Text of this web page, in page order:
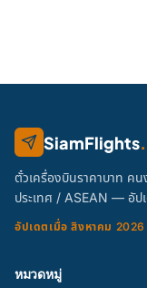
SiamFlights.
ตั๋วเครื่องบินราคาบาท ค
ประเทศ / ASEAN — อัป
อัปเดตเมื่อ สิงหาคม 2026
หมวดหมู่